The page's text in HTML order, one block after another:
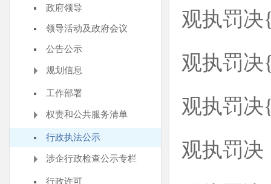
政府领导
领导活动及政府会议
公告公示
规划信息
工作部署
权责和公共服务清单
行政执法公示
涉企行政检查公示专栏
行政许可
观执罚决
观执罚决
观执罚决
观执罚决